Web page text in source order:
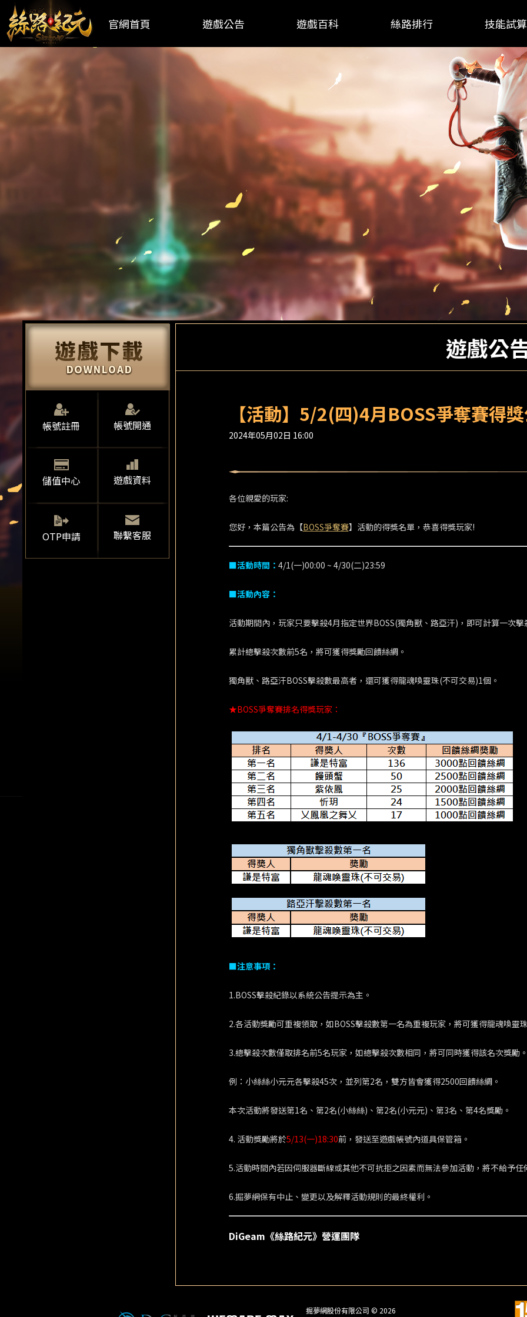
官網首頁 遊戲公告 遊戲百科 絲路排行 技能試算
帳號註冊 帳號開通
儲值中心 遊戲資料
OTP申請 聯繫客服
遊戲公
【活動】5/2(四)4月BOSS爭奪賽得
2024年05月02日 16:00
各位親愛的玩家:
您好，本篇公告為【BOSS爭奪賽】活動的得獎名單，恭喜得獎玩家!
■活動時間： 4/1(一)00:00 ~ 4/30(二)23:59
■活動內容：
活動期間內，玩家只要擊殺4月指定世界BOSS(獨角獸、路亞汗)，即可計算一次擊
累計總擊殺次數前5名，將可獲得獎勵回饋絲綢。
獨角獸、路亞汗BOSS擊殺數最高者，還可獲得龍魂喚靈珠(不可交易)1個。
★BOSS爭奪賽排名得獎玩家：
■注意事項：
1.BOSS擊殺紀錄以系統公告提示為主。
2.各活動獎勵可重複領取，如BOSS擊殺數第一名為重複玩家，將可獲得龍魂喚靈
3.總擊殺次數僅取排名前5名玩家，如總擊殺次數相同，將可同時獲得該名次獎勵。
例：小絲絲小元元各擊殺45次，並列第2名，雙方皆會獲得2500回饋絲綢。
本次活動將發送第1名、第2名(小絲絲)、第2名(小元元)、第3名、第4名獎勵。
4. 活動獎勵將於5/13(一)18:30前，發送至遊戲帳號內道具保管箱。
5.活動時間內若因伺服器斷線或其他不可抗拒之因素而無法參加活動，將不給予任
6.掘夢網保有中止、變更以及解釋活動規則的最終權利。
DiGeam《絲路紀元》營運團隊
掘夢網股份有限公司 © 2026